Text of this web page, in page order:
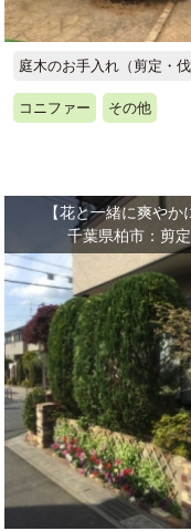
庭木のお手入れ（剪定・伐
コニファー その他
【花と一緒に爽やか
千葉県柏市：剪定